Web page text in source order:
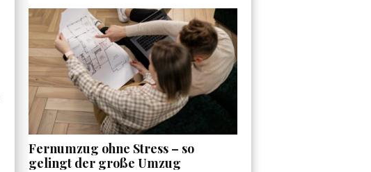
Fernumzug ohne Stress – so
gelingt der große Umzug